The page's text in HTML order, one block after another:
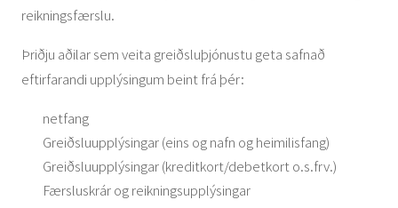
reikningsfærslu.
Þriðju aðilar sem veita greiðsluþjónustu geta safnað
eftirfarandi upplýsingum beint frá þér:
netfang
Greiðsluupplýsingar (eins og nafn og heimilisfang)
Greiðsluupplýsingar (kreditkort/debetkort o.s.frv.)
Færsluskrár og reikningsupplýsingar